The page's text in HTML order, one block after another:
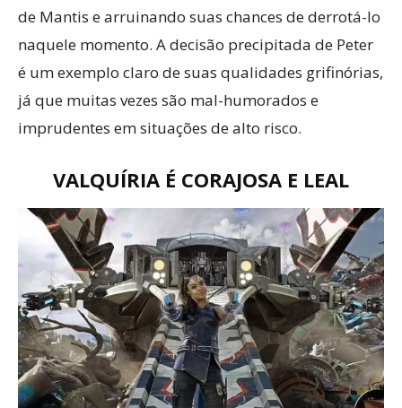
de Mantis e arruinando suas chances de derrotá-lo
naquele momento. A decisão precipitada de Peter
é um exemplo claro de suas qualidades grifinórias,
já que muitas vezes são mal-humorados e
imprudentes em situações de alto risco.
VALQUÍRIA É CORAJOSA E LEAL